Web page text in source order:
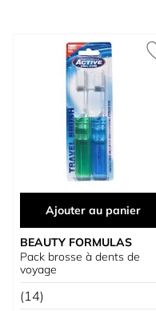
Ajouter au panier
BEAUTY FORMULAS
Pack brosse à dents de
voyage
(14)